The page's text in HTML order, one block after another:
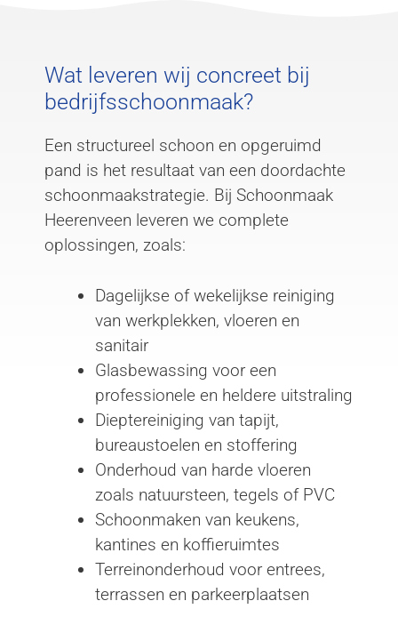
Wat leveren wij concreet bij
bedrijfsschoonmaak?
Een structureel schoon en opgeruimd
pand is het resultaat van een doordachte
schoonmaakstrategie. Bij Schoonmaak
Heerenveen leveren we complete
oplossingen, zoals:
Dagelijkse of wekelijkse reiniging
van werkplekken, vloeren en
sanitair
Glasbewassing voor een
professionele en heldere uitstraling
Dieptereiniging van tapijt,
bureaustoelen en stoffering
Onderhoud van harde vloeren
zoals natuursteen, tegels of PVC
Schoonmaken van keukens,
kantines en koffieruimtes
Terreinonderhoud voor entrees,
terrassen en parkeerplaatsen